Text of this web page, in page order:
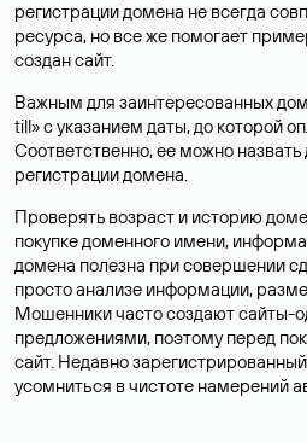
регистрации домена не всегда
ресурса, но все же помогает
создан сайт.
Важным для заинтересованных
till» с указанием даты, до которой
Соответственно, ее можно назвать
регистрации домена.
Проверять возраст и историю
покупке доменного имени,
домена полезна при совершении
просто анализе информации,
Мошенники часто создают сайты-
предложениями, поэтому перед
сайт. Недавно
усомниться в чистоте намерений